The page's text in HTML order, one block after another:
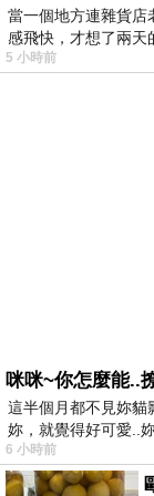
當一個地方連雜貨店
感飛快，才想了兩天
5 小時前
咪咪~你怎麼能..
這半個月都不見妳貓
妳，就覺得好可愛..
6 小時前